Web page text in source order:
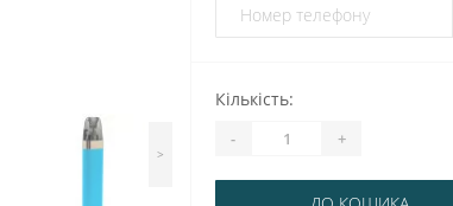
>
Кількість:
- +